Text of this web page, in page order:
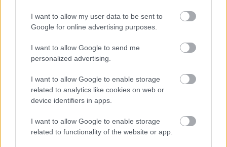
I want to allow my user data to be sent to
Google for online advertising purposes.
I want to allow Google to send me
personalized advertising.
I want to allow Google to enable storage
related to analytics like cookies on web or
device identifiers in apps.
I want to allow Google to enable storage
related to functionality of the website or app.
Bicske Kelet csomópont építése
Új gyalogosátkelők és jelzőlámpás
csomópont épül Angyalföldön
Másfélszeresére bővítik
Hódmezővásárhely jó hírű református
iskoláját